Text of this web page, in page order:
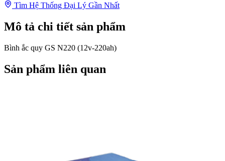
Tìm Hệ Thống Đại Lý Gần Nhất
Mô tả chi tiết sản phẩm
Bình ắc quy GS N220 (12v-220ah)
Sản phẩm liên quan